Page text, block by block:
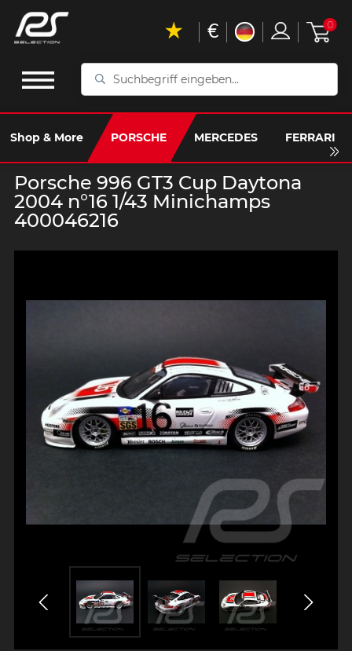
Suchbegriff
Shop & More PORSCHE MERCEDES FERRARI
€ 0
Porsche 996 GT3 Cup Daytona
2004 n°16 1/43 Minichamps
400046216